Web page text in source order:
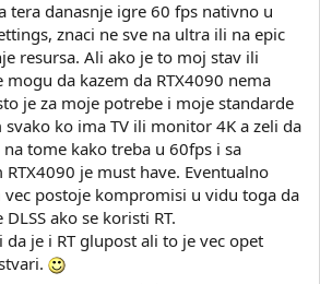
tera danasnje igre 60 fps nativno u
znaci ne sve na ultra ili na epic
resursa. Ali ako je to moj stav ili
da kazem da RTX4090 nema
je za moje potrebe i moje standarde
ko ima TV ili monitor 4K a zeli da
tome kako treba u 60fps i sa
je must have. Eventualno
vec postoje kompromisi u vidu toga da
ako se koristi RT.
da je i RT glupost ali to je vec opet